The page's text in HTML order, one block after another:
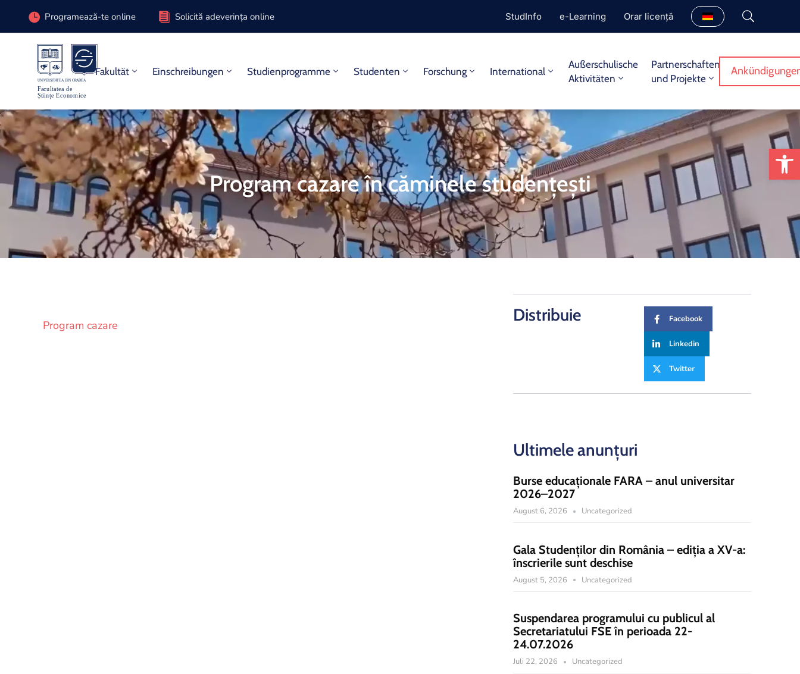
Programează-te online Solicită adeverința online StudInfo e-Learning Orar licență
Fakultät Einschreibungen Studienprogramme Studenten Forschung International
Außerschulische
Aktivitäten
Partnerschaften
und Projekte
Program cazare în căminele studențești
Program cazare
Distribuie Facebook
Linkedin
Twitter
Ultimele anunțuri
Burse educaționale FARA – anul universitar
2026–2027
August 6, 2026 Uncategorized
Gala Studenților din România – ediția a XV-a:
înscrierile sunt deschise
August 5, 2026 Uncategorized
Suspendarea programului cu publicul al
Secretariatului FSE în perioada 22-
24.07.2026
Juli 22, 2026 Uncategorized